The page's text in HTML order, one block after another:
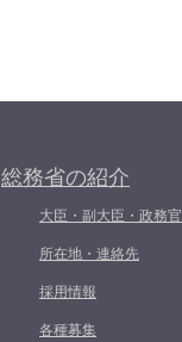
総務省の紹介
大臣・副大臣・政務官
所在地・連絡先
採用情報
各種募集